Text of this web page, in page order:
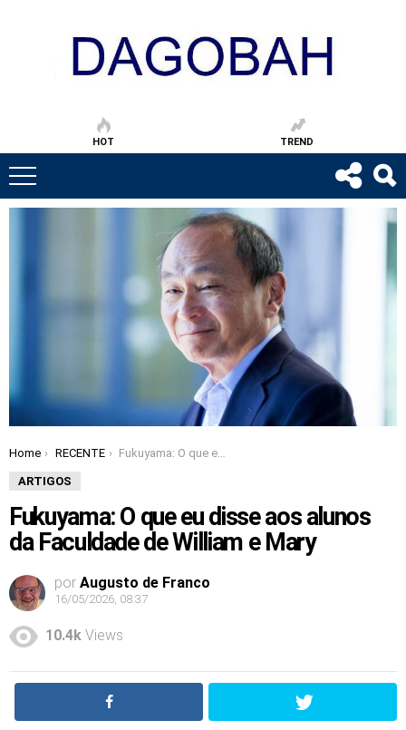
HOT TREND
You are here:
Home RECENTE Fukuyama: O que eu disse aos alunos da Faculdade de William e Mary
ARTIGOS
Fukuyama: O que eu disse aos alunos
da Faculdade de William e Mary
por Augusto de Franco
16/05/2026, 08:37
10.4k Views